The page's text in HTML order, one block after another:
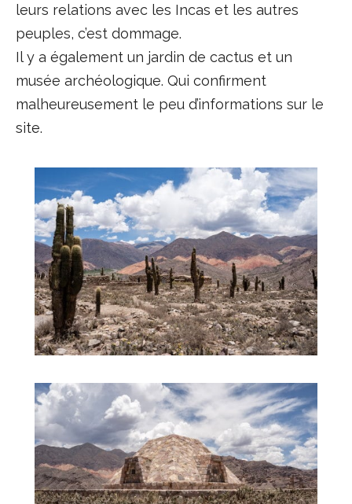
leurs relations avec les Incas et les autres
peuples, c’est dommage.
Il y a également un jardin de cactus et un
musée archéologique. Qui confirment
malheureusement le peu d’informations sur le
site.